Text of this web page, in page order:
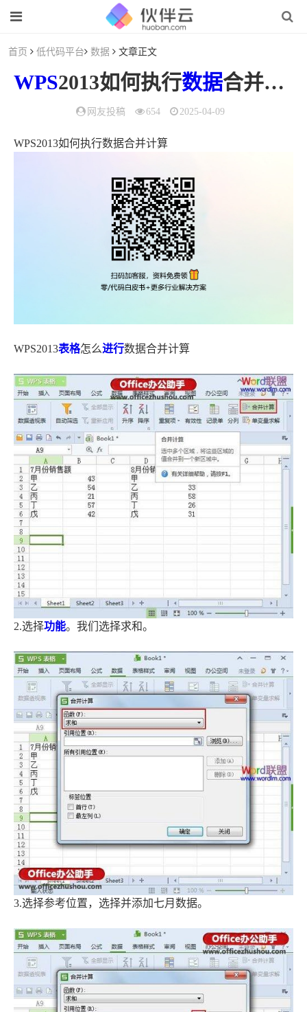
首页 低代码平台 数据 文章正文
WPS2013如何执行数据合并计算
网友投稿 654 2025-04-09
WPS2013如何执行数据合并计算
WPS2013表格怎么进行数据合并计算
2.选择功能。我们选择求和。
3.选择参考位置，选择并添加七月数据。